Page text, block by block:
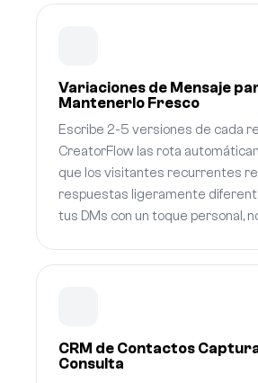
Variaciones de Mensaje
Mantenerlo Fresco
Escribe 2-5 versiones de cada
CreatorFlow las rota
que los visitantes recurrentes
respuestas ligeramente
tus DMs con un toque personal,
CRM de Contactos
Consulta